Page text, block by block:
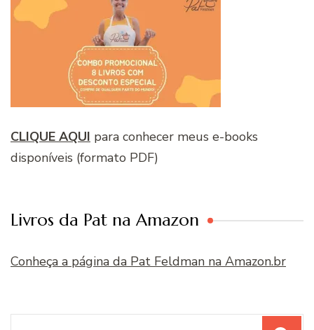
CLIQUE AQUI para conhecer meus e-books
disponíveis (formato PDF)
Livros da Pat na Amazon
Conheça a página da Pat Feldman na Amazon.br